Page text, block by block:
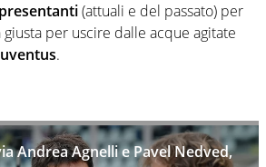
(attuali e del passato) per
per uscire dalle acque agitate
.
Andrea Agnelli e Pavel Nedved,